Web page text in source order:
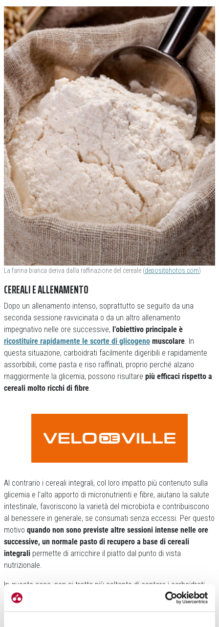
La farina bianca deriva dalla raffinazione del cereale (depositphotos.com)
CEREALI E ALLENAMENTO
Dopo un allenamento intenso, soprattutto se seguito da una
seconda sessione ravvicinata o da un altro allenamento
impegnativo nelle ore successive, l’obiettivo principale è
ricostituire rapidamente le scorte di glicogeno muscolare. In
questa situazione, carboidrati facilmente digeribili e rapidamente
assorbibili, come pasta e riso raffinati, proprio perché alzano
maggiormente la glicemia, possono risultare più efficaci rispetto a
cereali molto ricchi di fibre.
Al contrario i cereali integrali, col loro impatto più contenuto sulla
glicemia e l’alto apporto di micronutrienti e fibre, aiutano la salute
intestinale, favoriscono la varietà del microbiota e contribuiscono
al benessere in generale, se consumati senza eccessi. Per questo
motivo quando non sono previste altre sessioni intense nelle ore
successive, un normale pasto di recupero a base di cereali
integrali permette di arricchire il piatto dal punto di vista
nutrizionale.
In questo caso, non si tratta più soltanto di contare i carboidrati,
ma di introdurre anche fibre, micronutrienti e composti